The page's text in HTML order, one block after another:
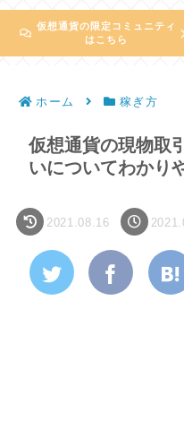
仮想通貨の限定コミュニティ
はこちら
ホーム 稼ぎ方
仮想通貨の現物取
いについてわかり
2021.08.16